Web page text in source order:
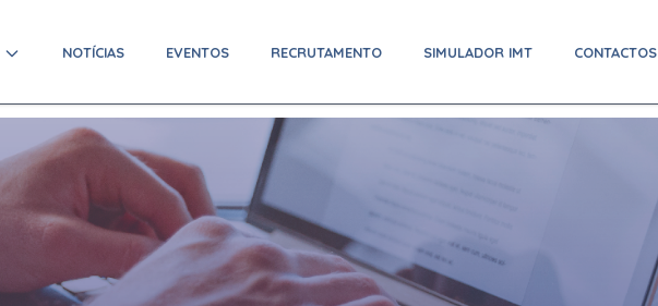
NOTÍCIAS EVENTOS RECRUTAMENTO SIMULADOR IMT CONTACTOS